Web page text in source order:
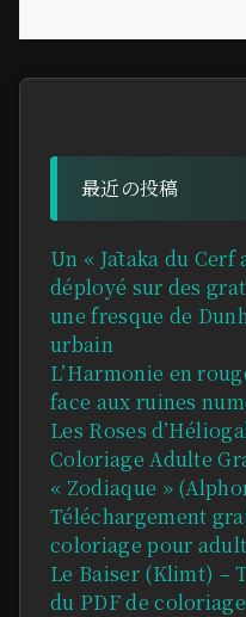
最近の投稿
Un « Jātaka du
déployé sur des
une fresque de
urbain
L’Harmonie en
face aux ruines
Les Roses
Coloriage Adulte
« Zodiaque »
Téléchargement
coloriage pour
Le Baiser (Klimt) –
du PDF de